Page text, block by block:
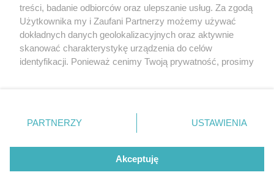
Partnerzy
Praca Szczecin
© 2026 wSzczecinie.pl
Created by GOD
treści, badanie odbiorców oraz ulepszanie usług. Za zgodą
Użytkownika my i Zaufani Partnerzy możemy używać
dokładnych danych geolokalizacyjnych oraz aktywnie
skanować charakterystykę urządzenia do celów
identyfikacji. Ponieważ cenimy Twoją prywatność, prosimy
prywatności znajdujący się w lewym dolnym rogu strony
. Niektóre rodzaje przetwarzania danych nie wymagają
takiemu przetwarzaniu. Preferencje będą miały
zastosowania tylko na tej witrynie.
PARTNERZY USTAWIENIA
Akceptuję